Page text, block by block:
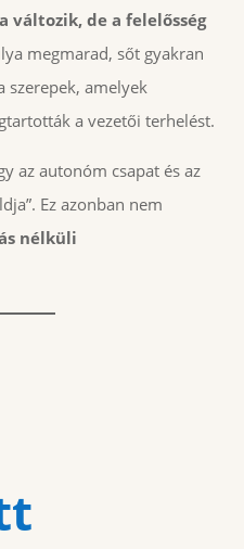
változik, de a felelősség
megmarad, sőt gyakran
szerepek, amelyek
a vezetői terhelést.
az autonóm csapat és az
Ez azonban nem
nélküli